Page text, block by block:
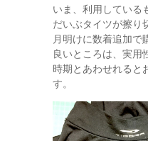
いま、利用している
だいぶタイツが擦り
月明けに数着追加で
良いところは、実用
時期とあわせれると
す。